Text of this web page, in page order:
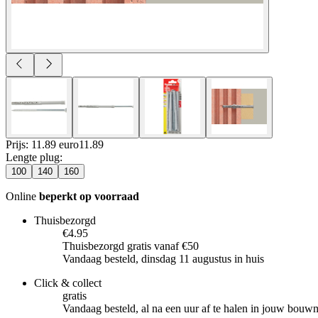
Prijs: 11.89 euro11 .89
Lengte plug:
100 140 160
Online beperkt op voorraad
Thuisbezorgd
€4.95
Thuisbezorgd gratis vanaf €50
Vandaag besteld, dinsdag 11 augustus in huis
Click & collect
gratis
Vandaag besteld, al na een uur af te halen in jouw